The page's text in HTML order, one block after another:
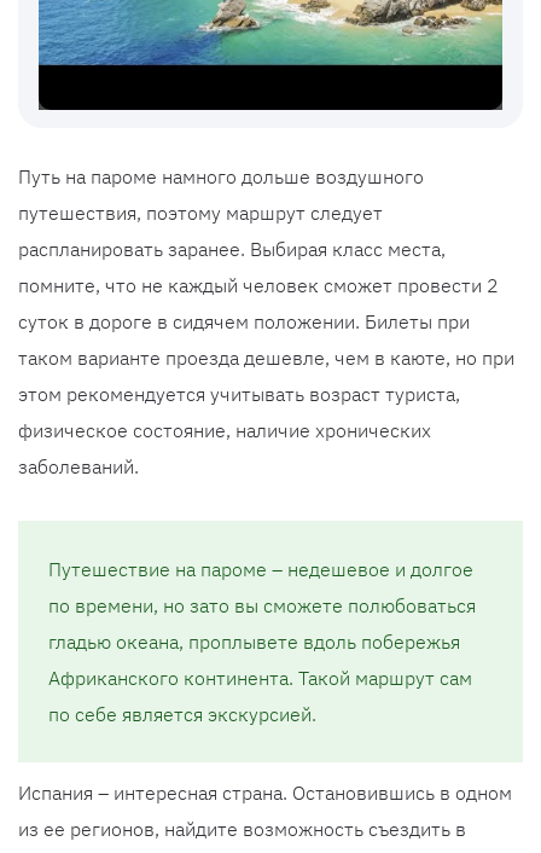
Путь на пароме намного дольше воздушного
путешествия, поэтому маршрут следует
распланировать заранее. Выбирая класс места,
помните, что не каждый человек сможет провести 2
суток в дороге в сидячем положении. Билеты при
таком варианте проезда дешевле, чем в каюте, но при
этом рекомендуется учитывать возраст туриста,
физическое состояние, наличие хронических
заболеваний.
Путешествие на пароме – недешевое и долгое
по времени, но зато вы сможете полюбоваться
гладью океана, проплывете вдоль побережья
Африканского континента. Такой маршрут сам
по себе является экскурсией.
Испания – интересная страна. Остановившись в одном
из ее регионов, найдите возможность съездить в